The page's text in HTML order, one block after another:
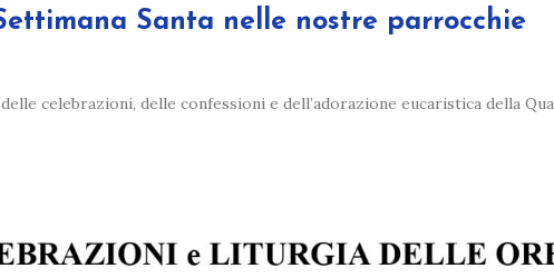
Santa nelle nostre parrocchie
celebrazioni, delle confessioni e dell’adorazione eucaristica della